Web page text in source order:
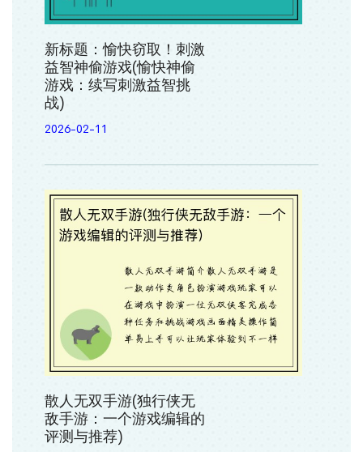
新标题：愉快窃取！刺激
益智神偷游戏(愉快神偷
游戏：续写刺激益智挑
战)
2026-02-11
散人无双手游(独行侠无
敌手游：一个游戏编辑的
评测与推荐)